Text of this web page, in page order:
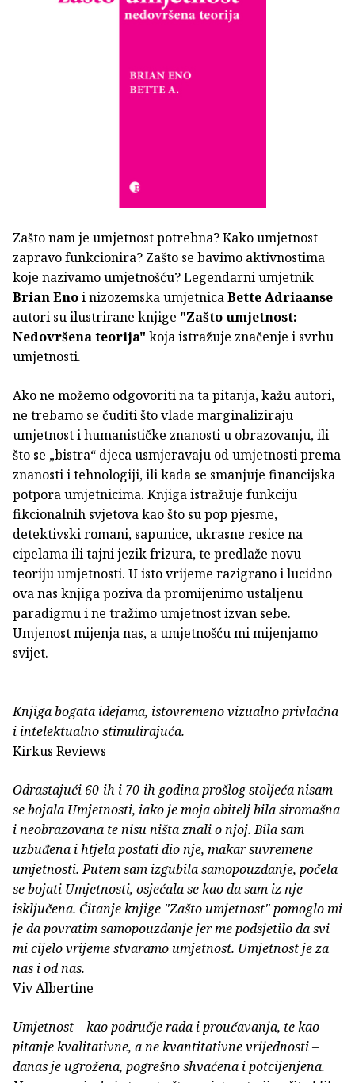
Zašto nam je umjetnost potrebna? Kako umjetnost
zapravo funkcionira? Zašto se bavimo aktivnostima
koje nazivamo umjetnošću? Legendarni umjetnik
Brian Enoi nizozemska umjetnicaBette Adriaanse
autori su ilustrirane knjige "Zašto umjetnost:
Nedovršena teorija" koja istražuje značenje i svrhu
umjetnosti.
Ako ne možemo odgovoriti na ta pitanja, kažu autori,
ne trebamo se čuditi što vlade marginaliziraju
umjetnost i humanističke znanosti u obrazovanju, ili
što se „bistra“ djeca usmjeravaju od umjetnosti prema
znanosti i tehnologiji, ili kada se smanjuje financijska
potpora umjetnicima. Knjiga istražuje funkciju
fikcionalnih svjetova kao što su pop pjesme,
detektivski romani, sapunice, ukrasne resice na
cipelama ili tajni jezik frizura, te predlaže novu
teoriju umjetnosti. U isto vrijeme razigrano i lucidno
ova nas knjiga poziva da promijenimo ustaljenu
paradigmu i ne tražimo umjetnost izvan sebe.
Umjenost mijenja nas, a umjetnošću mi mijenjamo
svijet.
Knjiga bogata idejama, istovremeno vizualno privlačna
i intelektualno stimulirajuća.
Kirkus Reviews
Odrastajući 60-ih i 70-ih godina prošlog stoljeća nisam
se bojala Umjetnosti, iako je moja obitelj bila siromašna
i neobrazovana te nisu ništa znali o njoj. Bila sam
uzbuđena i htjela postati dio nje, makar suvremene
umjetnosti. Putem sam izgubila samopouzdanje, počela
se bojati Umjetnosti, osjećala se kao da sam iz nje
isključena. Čitanje knjige "Zašto umjetnost" pomoglo mi
je da povratim samopouzdanje jer me podsjetilo da svi
mi cijelo vrijeme stvaramo umjetnost. Umjetnost je za
nas i od nas.
Viv Albertine
Umjetnost – kao područje rada i proučavanja, te kao
pitanje kvalitativne, a ne kvantitativne vrijednosti –
danas je ugrožena, pogrešno shvaćena i potcijenjena.